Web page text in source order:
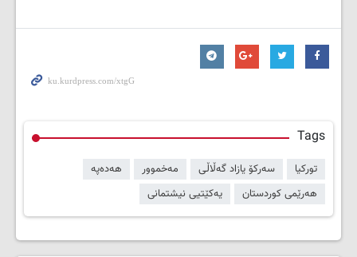
Tags
تورکیا سەرکۆ یازاد گەڵاڵی مەخموور
هەدەپە
هەرێمی کوردستان
یەکێتیی نیشتمانی